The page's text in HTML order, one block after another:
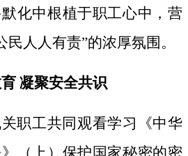
化中根植于职工心中，营
人人有责”的浓厚氛围。
凝聚安全共识
职工共同观看学习《中华